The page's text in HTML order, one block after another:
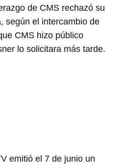
de CMS rechazó su
según el intercambio de
CMS hizo público
lo solicitara más tarde.
emitió el 7 de junio un